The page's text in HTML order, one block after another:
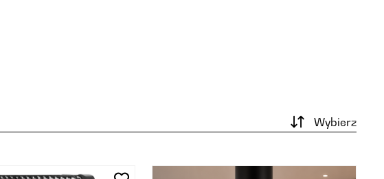
Wybierz